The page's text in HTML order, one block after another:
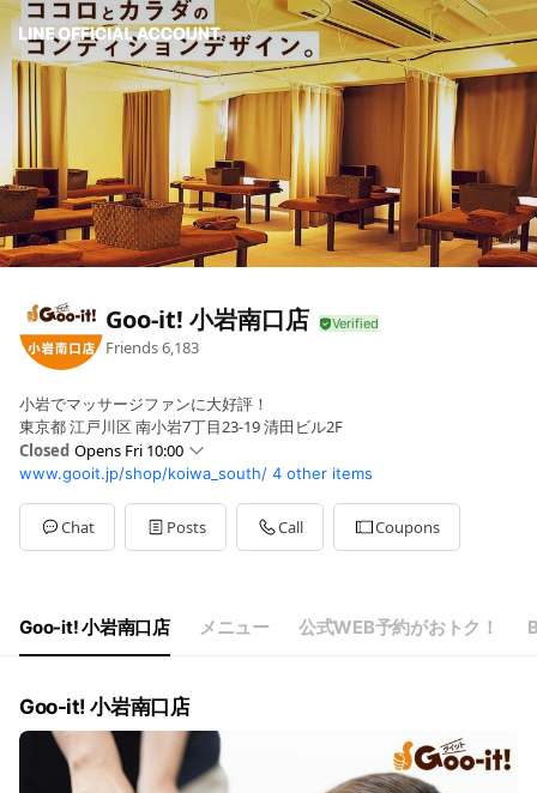
Goo-it! 小岩南口店
Friends6,183
小岩でマッサージファンに大好評！
東京都 江戸川区 南小岩7丁目23-19 清田ビル2F
Closed Opens Fri 10:00
Sun10:00 - 23:
Mon10:00 - 23:
Tue10:00 - 23:
Wed10:00 - 23:
10:00 - 23:
年中無休（年末年始の一部を除く）
www.gooit.jp/shop/koiwa_south/ 4 other items
Chat Posts Call Coupons
Goo-it! 小岩南口店 メニュー 公式WEB予約がおトク！
Goo-it! 小岩南口店